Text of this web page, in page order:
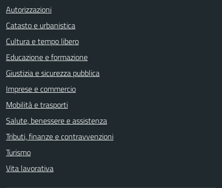
Autorizzazioni
Catasto e urbanistica
Cultura e tempo libero
Educazione e formazione
Giustizia e sicurezza pubblica
Imprese e commercio
Mobilità e trasporti
Salute, benessere e assistenza
Tributi, finanze e contravvenzioni
Turismo
Vita lavorativa